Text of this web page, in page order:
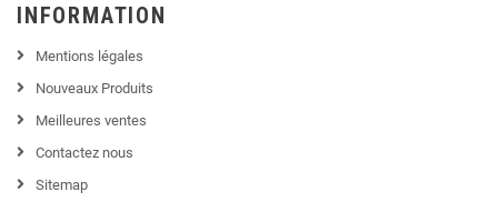
INFORMATION
Mentions légales
Nouveaux Produits
Meilleures ventes
Contactez nous
Sitemap